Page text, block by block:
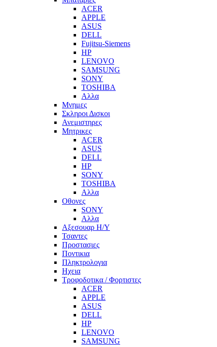
ACER
APPLE
ASUS
DELL
Fujitsu-Siemens
HP
LENOVO
SAMSUNG
SONY
TOSHIBA
Αλλα
Μνημες
Σκληροι Δισκοι
Ανεμιστηρες
Μητρικες
ACER
ASUS
DELL
HP
SONY
TOSHIBA
Αλλα
Οθονες
SONY
Αλλα
Αξεσουαρ Η/Υ
Τσαντες
Προστασιες
Ποντικια
Πληκτρολογια
Ηχεια
Τροφοδοτικα / Φορτιστες
ACER
APPLE
ASUS
DELL
HP
LENOVO
SAMSUNG